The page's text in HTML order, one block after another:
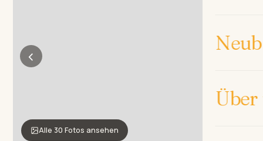
Über
‹ ›
Alle 30 Fotos ansehen